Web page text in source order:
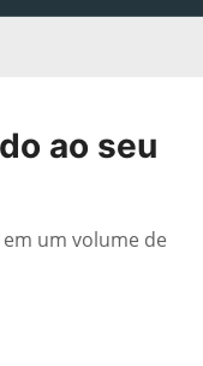
ao seu
um volume de